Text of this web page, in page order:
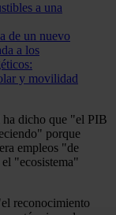
a una
de un nuevo
a los
y movilidad
ha dicho que "el PIB
porque
empleos "de
"ecosistema"
reconocimiento